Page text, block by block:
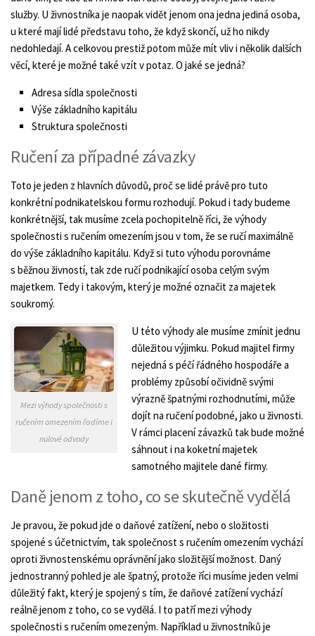
služby. U živnostníka je naopak vidět jenom ona jedna jediná osoba,
u které mají lidé představu toho, že když skončí, už ho nikdy
nedohledají. A celkovou prestiž potom může mít vliv i několik dalších
věcí, které je možné také vzít v potaz. O jaké se jedná?
Adresa sídla společnosti
Výše základního kapitálu
Struktura společnosti
Ručení za případné závazky
Toto je jeden z hlavních důvodů, proč se lidé právě pro tuto
konkrétní podnikatelskou formu rozhodují. Pokud i tady budeme
konkrétnější, tak musíme zcela pochopitelně říci, že výhody
společnosti s ručením omezením jsou v tom, že se ručí maximálně
do výše základního kapitálu. Když si tuto výhodu porovnáme
s běžnou živností, tak zde ručí podnikající osoba celým svým
majetkem. Tedy i takovým, který je možné označit za majetek
soukromý.
Mezi výhody společnosti s
ručením omezením řadíme i
nulové odvody
U této výhody ale musíme zmínit jednu
důležitou výjimku. Pokud majitel firmy
nejedná s péčí řádného hospodáře a
problémy způsobí očividně svými
výrazně špatnými rozhodnutími, může
dojít na ručení podobné, jako u živnosti.
V rámci placení závazků tak bude možné
sáhnout i na koketní majetek
samotného majitele dané firmy.
Daně jenom z toho, co se skutečně vydělá
Je pravou, že pokud jde o daňové zatížení, nebo o složitosti
spojené s účetnictvím, tak společnost s ručením omezením vychází
oproti živnostenskému oprávnění jako složitější možnost. Daný
jednostranný pohled je ale špatný, protože říci musíme jeden velmi
důležitý fakt, který je spojený s tím, že daňové zatížení vychází
reálně jenom z toho, co se vydělá. I to patří mezi výhody
společnosti s ručením omezeným. Například u živnostníků je